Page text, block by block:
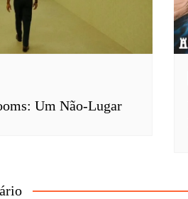
Um Não-Lugar